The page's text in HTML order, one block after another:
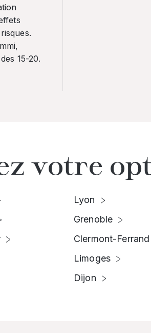
15-20.
votre
Lyon
Grenoble
Clermont-Ferrand
Limoges
Dijon